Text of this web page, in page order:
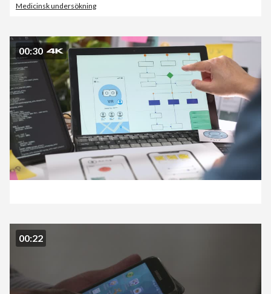
Medicinsk undersökning
00:30
00:22